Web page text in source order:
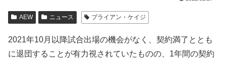
AEW ニュース ブライアン・ケイジ
2021年10月以降試合出場の機会がなく、契約満了ととも
に退団することが有力視されていたものの、1年間の契約